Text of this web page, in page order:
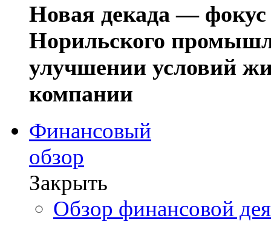
Новая декада — фокус
Норильского
улучшении условий
компании
Финансовый
обзор
Закрыть
Обзор финансовой